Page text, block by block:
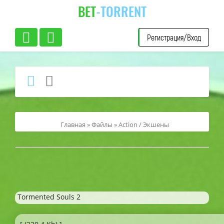
BET-TORRENT
Регистрация/Вход
Главная »Файлы »Action / Экшены
Tormented Souls 2